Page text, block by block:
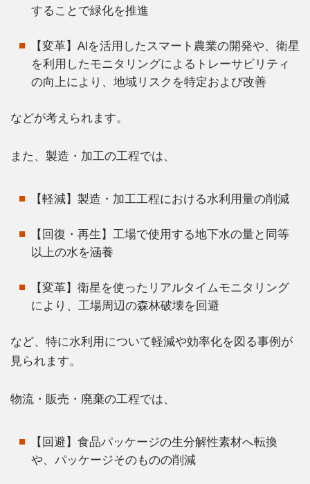
することで緑化を推進
【変革】AIを活用したスマート農業の開発や、衛星
を利用したモニタリングによるトレーサビリティ
の向上により、地域リスクを特定および改善
などが考えられます。
また、製造・加工の工程では、
【軽減】製造・加工工程における水利用量の削減
【回復・再生】工場で使用する地下水の量と同等
以上の水を涵養
【変革】衛星を使ったリアルタイムモニタリング
により、工場周辺の森林破壊を回避
など、特に水利用について軽減や効率化を図る事例が
見られます。
物流・販売・廃棄の工程では、
【回避】食品パッケージの生分解性素材へ転換
や、パッケージそのものの削減